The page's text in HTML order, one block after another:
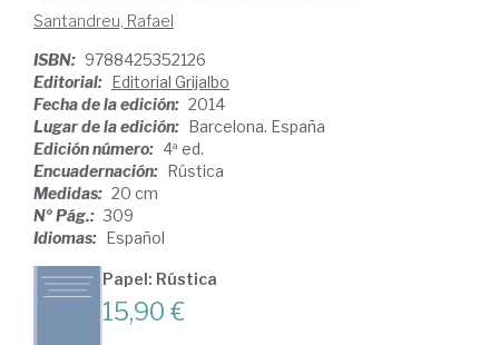
Santandreu, Rafael
ISBN: 9788425352126
Editorial: Editorial Grijalbo
Fecha de la edición: 2014
Lugar de la edición: Barcelona. España
Edición número: 4ª ed.
Encuadernación: Rústica
Medidas: 20 cm
Nº Pág.: 309
Idiomas: Español
Papel: Rústica
15,90 €